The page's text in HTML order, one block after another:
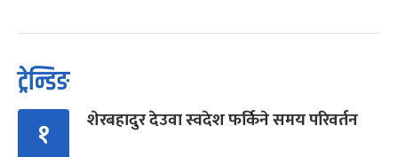
ट्रेन्डिङ
१ शेरबहादुर देउवा स्वदेश फर्किने समय परिवर्तन